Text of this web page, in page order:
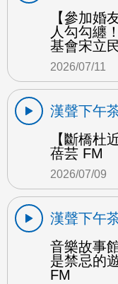
【參加婚
人勾勾纏
基會宋立
2026/07/11
漢聲下午
【斷橋杜
蓓芸 FM
2026/07/09
漢聲下午
音樂故事
是禁忌的
FM